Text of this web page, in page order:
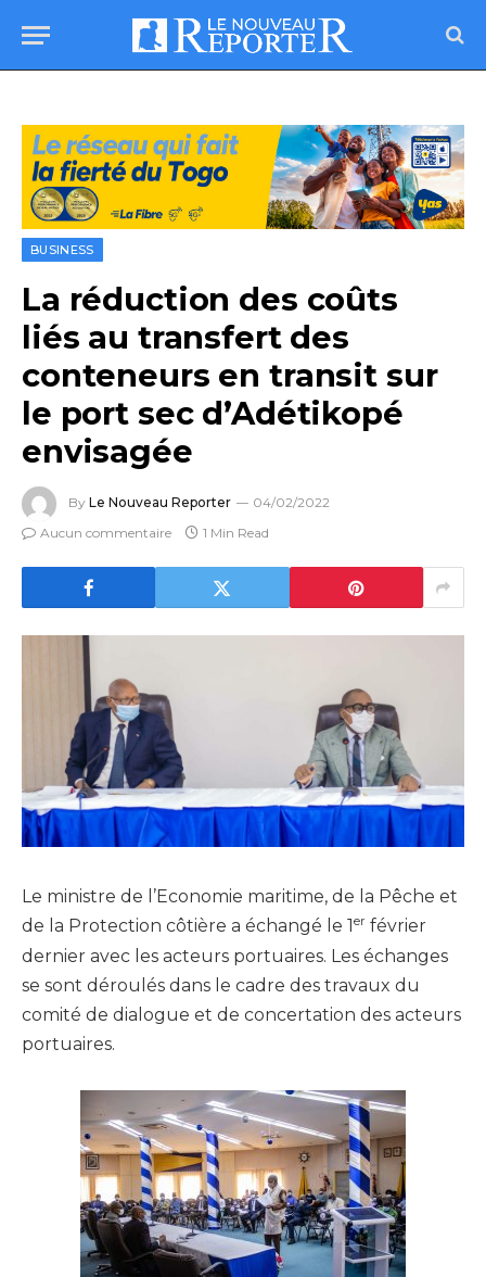
BUSINESS
La réduction des coûts
liés au transfert des
conteneurs en transit sur
le port sec d’Adétikopé
envisagée
By Le Nouveau Reporter
04/02/2022
Aucun commentaire
1 Min Read
Le ministre de l’Economie maritime, de la Pêche et
de la Protection côtière a échangé le 1 er février
dernier avec les acteurs portuaires. Les échanges
se sont déroulés dans le cadre des travaux du
comité de dialogue et de concertation des acteurs
portuaires.